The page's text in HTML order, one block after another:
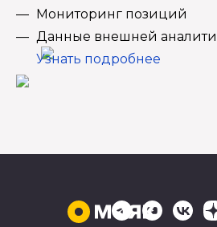
Мониторинг позиций
Данные внешней
Узнать подробнее